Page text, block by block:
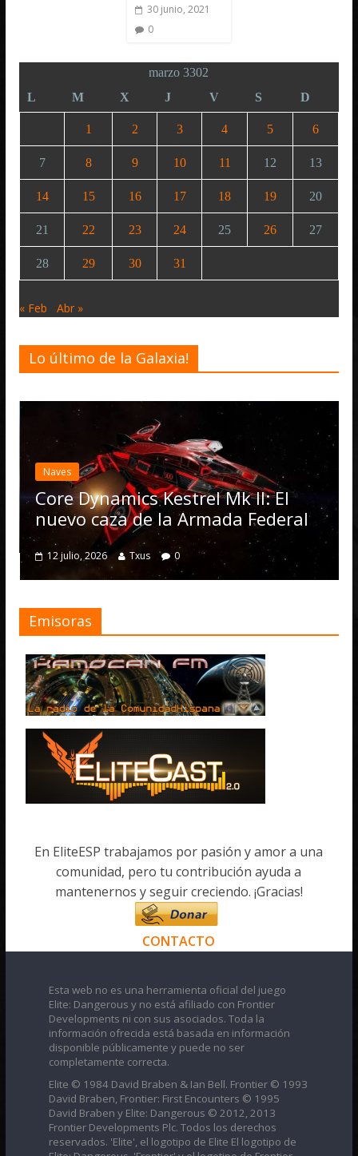
30 junio, 2021
0
marzo 3302
L
M X J V S D
1 2 3 4 5 6
7 8 9 10 11 12 13
14 15 16 17 18 19 20
21 22 23 24 25 26 27
28 29 30 31
« Feb Abr »
Lo último de la Galaxia!
Dynamics Kestrel Mk II: El
caza de la Armada Federal
12 julio, 2026 Txus 0
Emisoras
En EliteESP trabajamos por pasión y amor a una
comunidad, pero tu contribución ayuda a
mantenernos y seguir creciendo. ¡Gracias!
CONTACTO
Esta web no es una herramienta oficial del juego
Elite: Dangerous y no está afiliado con Frontier
Developments ni con sus asociados. Toda la
información ofrecida está basada en información
disponible públicamente y puede no ser
completamente correcta.
Elite © 1984 David Braben & Ian Bell. Frontier © 1993
David Braben, Frontier: First Encounters © 1995
David Braben y Elite: Dangerous © 2012, 2013
Frontier Developments Plc. Todos los derechos
reservados. 'Elite', el logotipo de Elite El logotipo de